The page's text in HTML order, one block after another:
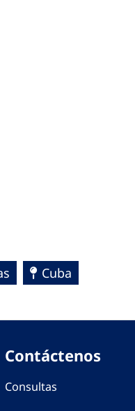
Cuba
Contáctenos
Consultas